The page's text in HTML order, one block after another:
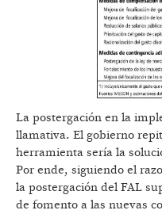
La postergación en la
llamativa. El gobierno
herramienta sería la
Por ende, siguiendo el
la postergación del FAL
de fomento a las nuevas